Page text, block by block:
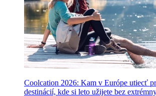
Coolcation 2026: Kam v Európe utiecť
destinácií, kde si leto užijete bez